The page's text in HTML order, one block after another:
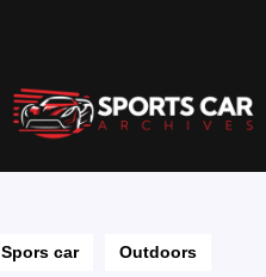
Spors car Outdoors